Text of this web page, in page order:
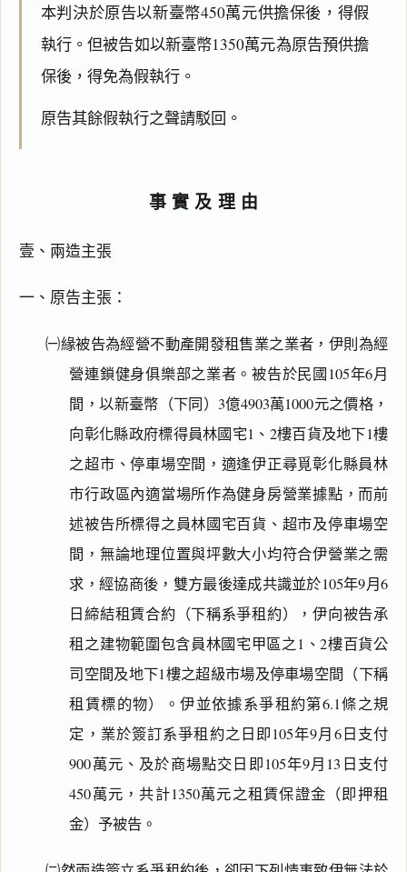
本判決於原告以新臺幣450萬元供擔保後，得假
執行。但被告如以新臺幣1350萬元為原告預供擔
保後，得免為假執行。
原告其餘假執行之聲請駁回。
事實及理由
壹、兩造主張
一、原告主張：
㈠緣被告為經營不動產開發租售業之業者，伊則為經
營連鎖健身俱樂部之業者。被告於民國105年6月
間，以新臺幣（下同）3億4903萬1000元之價格，
向彰化縣政府標得員林國宅1、2樓百貨及地下1樓
之超市、停車場空間，適逢伊正尋覓彰化縣員林
市行政區內適當場所作為健身房營業據點，而前
述被告所標得之員林國宅百貨、超市及停車場空
間，無論地理位置與坪數大小均符合伊營業之需
求，經協商後，雙方最後達成共識並於105年9月6
日締結租賃合約（下稱系爭租約），伊向被告承
租之建物範圍包含員林國宅甲區之1、2樓百貨公
司空間及地下1樓之超級市場及停車場空間（下稱
租賃標的物）。伊並依據系爭租約第6.1條之規
定，業於簽訂系爭租約之日即105年9月6日支付
900萬元、及於商場點交日即105年9月13日支付
450萬元，共計1350萬元之租賃保證金（即押租
金）予被告。